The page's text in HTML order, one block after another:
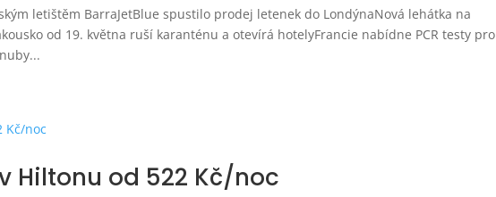
letištěm BarraJetBlue spustilo prodej letenek do LondýnaNová lehátka na
od 19. května ruší karanténu a otevírá hotelyFrancie nabídne PCR testy pro
Hiltonu od 522 Kč/noc